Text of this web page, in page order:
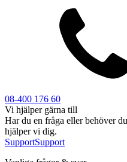
Kombinerade enheter
08-400 176 60
Vi hjälper gärna till
Har du en fråga eller behöver
hjälper vi dig.
SupportSupport